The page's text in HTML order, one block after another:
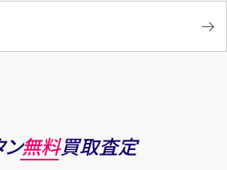
ン無料買取査定